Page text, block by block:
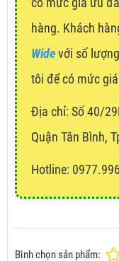
hàng. Khách
Widevới số
tôi để có mức
Địa chỉ: Số 40/
Quận Tân Bình,
Hotline:
Bình chọn sản phẩm: